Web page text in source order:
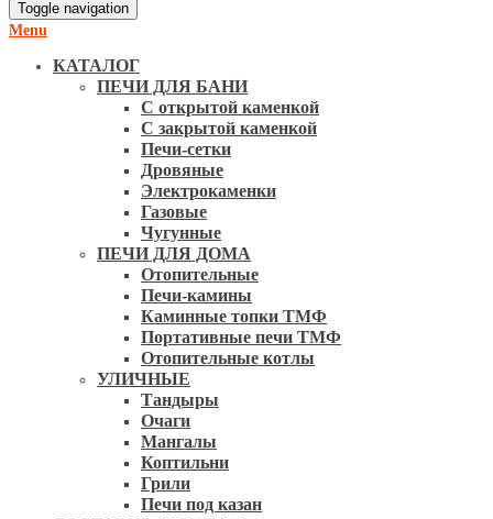
Toggle navigation
Menu
КАТАЛОГ
ПЕЧИ ДЛЯ БАНИ
С открытой каменкой
С закрытой каменкой
Печи-сетки
Дровяные
Электрокаменки
Газовые
Чугунные
ПЕЧИ ДЛЯ ДОМА
Отопительные
Печи-камины
Каминные топки ТМФ
Портативные печи ТМФ
Отопительные котлы
УЛИЧНЫЕ
Тандыры
Очаги
Мангалы
Коптильни
Грили
Печи под казан